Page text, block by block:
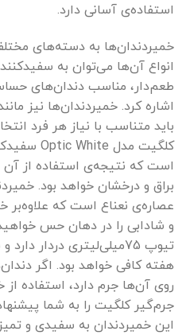
استفاده‌ی آسانی دارد.
خمیردندان‌ها به دسته‌های
انواع آن‌ها می‌توان به
طعم‌دار، مناسب دندان‌های
اشاره کرد. خمیردندان‌ها نیز
باید متناسب با نیاز هر فرد
کلگیت مدل Optic White
است که نتیجه‌ی استفاده از آن
براق و درخشان خواهد بود.
عصاره‌ی نعناع است که علاوه‌‌بر
و شادابی را در دهان حس
تیوپ 75میلی‌لیتری دردار
هفته کافی خواهد بود. اگر
روی آن‌ها جرم دارد، استفاده
جرم‌گیر کلگیت را به شما
این خمیردندان به سفیدی و